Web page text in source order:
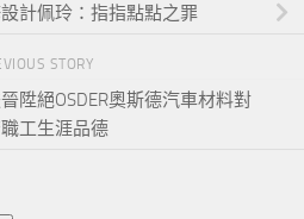
計佩玲：指指點點之罪
STORY
陞絕OSDER奧斯德汽車材料對
工生涯品德